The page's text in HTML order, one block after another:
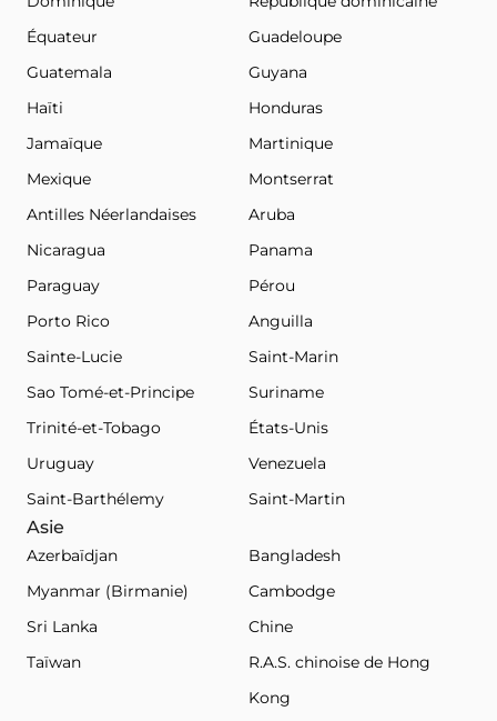
Équateur
Guadeloupe
Guatemala
Guyana
Haïti
Honduras
Jamaïque
Martinique
Mexique
Montserrat
Antilles Néerlandaises
Aruba
Nicaragua
Panama
Paraguay
Pérou
Porto Rico
Anguilla
Sainte-Lucie
Saint-Marin
Sao Tomé-et-Principe
Suriname
Trinité-et-Tobago
États-Unis
Uruguay
Venezuela
Saint-Barthélemy
Saint-Martin
Asie
Azerbaïdjan
Bangladesh
Myanmar (Birmanie)
Cambodge
Sri Lanka
Chine
Taïwan
R.A.S. chinoise de Hong
Kong